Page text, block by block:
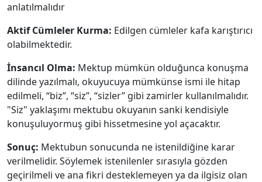
anlatılmalıdır
Aktif Cümleler Kurma: Edilgen cümleler kafa karıştırıcı
olabilmektedir.
İnsancıl Olma: Mektup mümkün olduğunca konuşma
dilinde yazılmalı, okuyucuya mümkünse ismi ile hitap
edilmeli, “biz”, “siz”, “sizler” gibi zamirler kullanılmalıdır.
"Siz" yaklaşımı mektubu okuyanın sanki kendisiyle
konuşuluyormuş gibi hissetmesine yol açacaktır.
Sonuç: Mektubun sonucunda ne istenildiğine karar
verilmelidir. Söylemek istenilenler sırasıyla gözden
geçirilmeli ve ana fikri desteklemeyen ya da ilgisiz olan